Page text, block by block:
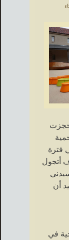
فترة
أتجول
أن
في